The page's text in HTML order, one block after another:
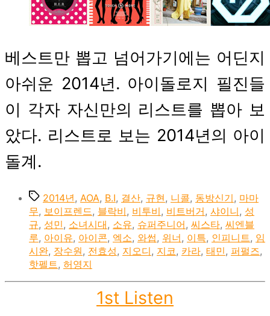
베스트만 뽑고 넘어가기에는 어딘지
아쉬운 2014년. 아이돌로지 필진들
이 각자 자신만의 리스트를 뽑아 보
았다. 리스트로 보는 2014년의 아이
돌계.
Tags2014년, AOA, B.I, 결산, 규현, 니콜, 동방신기, 마마
무, 보이프렌드, 블락비, 비투비, 비트버거, 샤이니, 성
규, 성민, 소녀시대, 소유, 슈퍼주니어, 씨스타, 씨엔블
루, 아이유, 아이콘, 엑소, 와썹, 위너, 이특, 인피니트, 임
시완, 장수원, 전효성, 지오디, 지코, 카라, 태민, 퍼펄즈,
핫펠트, 허영지
Categories
1st Listen